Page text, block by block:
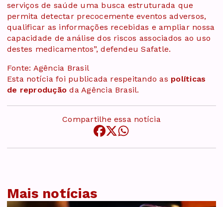
serviços de saúde uma busca estruturada que
permita detectar precocemente eventos adversos,
qualificar as informações recebidas e ampliar nossa
capacidade de análise dos riscos associados ao uso
destes medicamentos”, defendeu Safatle.
Fonte: Agência Brasil
Esta notícia foi publicada respeitando as políticas
de reprodução da Agência Brasil.
Compartilhe essa notícia
Mais notícias